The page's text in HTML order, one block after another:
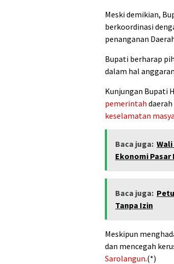
Meski demikian,
berkoordinasi
penanganan
Bupati berharap
dalam hal
Kunjungan Bupati
pemerintah
keselamatan
Baca juga:
Ekonomi
Baca juga:
Tanpa Izin
Meskipun
dan mencegah
Sarolangun.(*)